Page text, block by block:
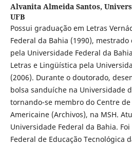
Alvanita Almeida Santos,
UFB
Possui graduação em Letras
Federal da Bahia (1990),
pela Universidade Federal da
Letras e Lingüística pela
(2006). Durante o doutorado,
bolsa sanduíche na Universidade
tornando-se membro do Centre de
Americaine (Archivos), na MSH.
Universidade Federal da Bahia.
Federal de Educação Tecnológica